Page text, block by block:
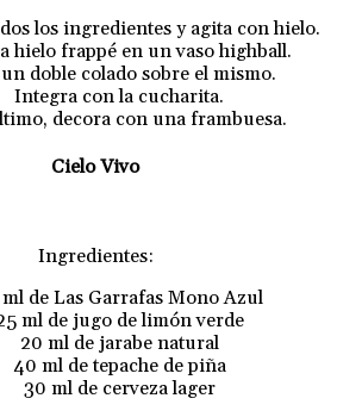
los ingredientes y agita con hielo.
hielo frappé en un vaso highball.
doble colado sobre el mismo.
Integra con la cucharita.
decora con una frambuesa.
Cielo Vivo
Ingredientes:
de Las Garrafas Mono Azul
ml de jugo de limón verde
20 ml de jarabe natural
40 ml de tepache de piña
30 ml de cerveza lager